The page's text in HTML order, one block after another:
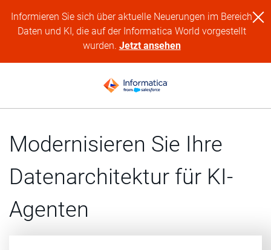
Informieren Sie sich über aktuelle Neuerungen im Bereich
Daten und KI, die auf der Informatica World vorgestellt
wurden. Jetzt ansehen
Modernisieren Sie Ihre
Datenarchitektur für KI-
Agenten